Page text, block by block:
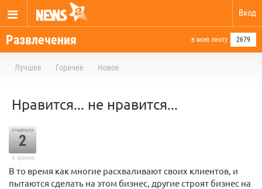
Вход
Развлечения в мою ленту 2679
Лучшее Горячее Новое
Нравится... не нравится...
отметили
2
в архиве
В то время как многие расхваливают своих клиентов, и
пытаются сделать на этом бизнес, другие строят бизнес на